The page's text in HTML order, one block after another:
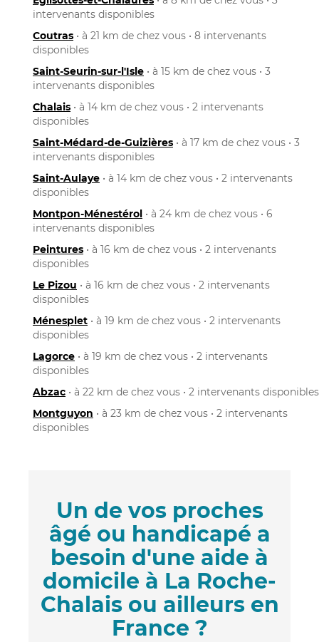
intervenants disponibles
Coutras • à 21 km de chez vous • 8 intervenants
disponibles
Saint-Seurin-sur-l'Isle • à 15 km de chez vous • 3
intervenants disponibles
Chalais • à 14 km de chez vous • 2 intervenants
disponibles
Saint-Médard-de-Guizières • à 17 km de chez vous • 3
intervenants disponibles
Saint-Aulaye • à 14 km de chez vous • 2 intervenants
disponibles
Montpon-Ménestérol • à 24 km de chez vous • 6
intervenants disponibles
Peintures • à 16 km de chez vous • 2 intervenants
disponibles
Le Pizou • à 16 km de chez vous • 2 intervenants
disponibles
Ménesplet • à 19 km de chez vous • 2 intervenants
disponibles
Lagorce • à 19 km de chez vous • 2 intervenants
disponibles
Abzac • à 22 km de chez vous • 2 intervenants disponibles
Montguyon • à 23 km de chez vous • 2 intervenants
disponibles
Un de vos proches
âgé ou handicapé a
besoin d'une aide à
domicile à La Roche-
Chalais ou ailleurs en
France ?